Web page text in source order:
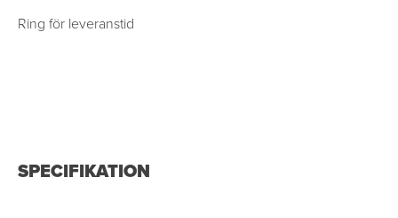
Ring för leveranstid
SPECIFIKATION